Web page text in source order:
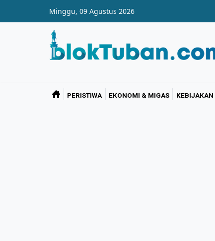
Minggu, 09 Agustus 2026
PERISTIWA EKONOMI & MIGAS KEBIJAKAN